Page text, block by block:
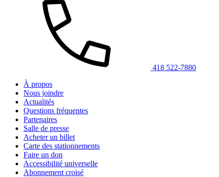
418 522-7880
À propos
Nous joindre
Actualités
Questions fréquentes
Partenaires
Salle de presse
Acheter un billet
Carte des stationnements
Faire un don
Accessibilité universelle
Abonnement croisé